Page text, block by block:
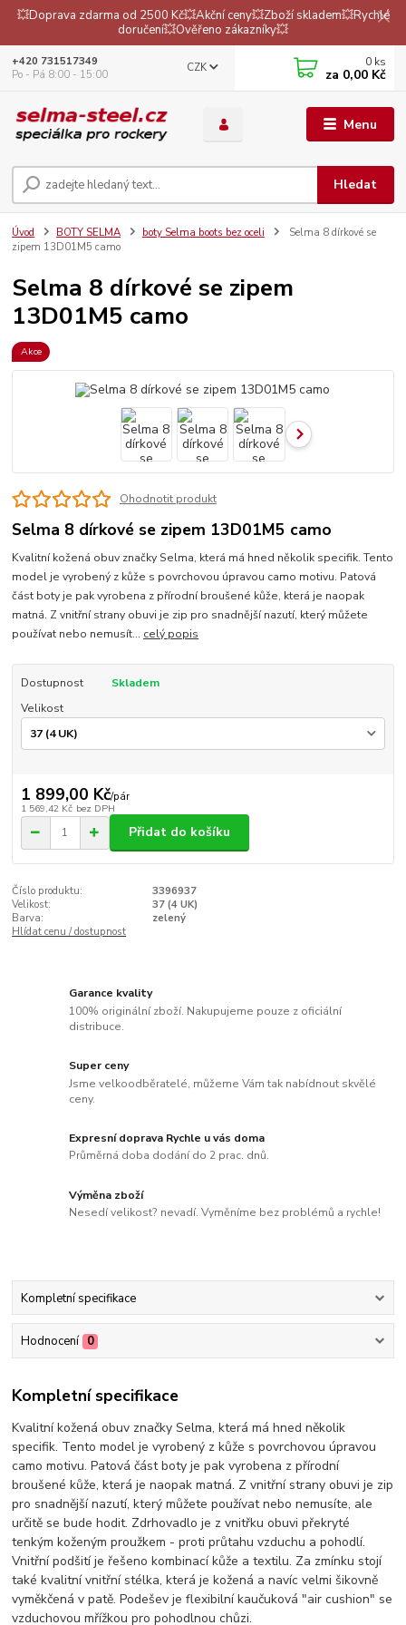
💥Doprava zdarma od 2500 Kč💥Akční ceny💥Zboží skladem💥Rychlé
doručení💥Ověřeno zákazníky💥
Menu
CZK
Hledat
+420 731517349
Po - Pá 8:00 - 15:00
0 ks
za 0,00 Kč
Úvod BOTY SELMA boty Selma boots bez oceli
Selma 8 dírkové se
zipem 13D01M5 camo
Selma 8 dírkové se zipem
13D01M5 camo
Akce
Ohodnotit produkt
Selma 8 dírkové se zipem 13D01M5 camo
Kvalitní kožená obuv značky Selma, která má hned několik specifik. Tento
model je vyrobený z kůže s povrchovou úpravou camo motivu. Patová
část boty je pak vyrobena z přírodní broušené kůže, která je naopak
matná. Z vnitřní strany obuvi je zip pro snadnější nazutí, který můžete
používat nebo nemusít... celý popis
Dostupnost
Skladem
Velikost
1 899,00 Kč/pár
1 569,42 Kč bez DPH
Přidat do košíku
Číslo produktu:
3396937
Velikost:
37 (4 UK)
Barva:
zelený
Hlídat cenu / dostupnost
Garance kvality
100% originální zboží. Nakupujeme pouze z oficiální
distribuce.
Super ceny
Jsme velkoodběratelé, můžeme Vám tak nabídnout skvělé
ceny.
Expresní doprava Rychle u vás doma
Průměrná doba dodání do 2 prac. dnů.
Výměna zboží
Nesedí velikost? nevadí. Vyměníme bez problémů a rychle!
Kompletní specifikace
Hodnocení 0
Kompletní specifikace
Kvalitní kožená obuv značky Selma, která má hned několik
specifik. Tento model je vyrobený z kůže s povrchovou úpravou
camo motivu. Patová část boty je pak vyrobena z přírodní
broušené kůže, která je naopak matná. Z vnitřní strany obuvi je zip
pro snadnější nazutí, který můžete používat nebo nemusíte, ale
určitě se bude hodit. Zdrhovadlo je z vnitřku obuvi překryté
tenkým koženým proužkem - proti průtahu vzduchu a pohodlí.
Vnitřní podšití je řešeno kombinací kůže a textilu. Za zmínku stojí
také kvalitní vnitřní stélka, která je kožená a navíc velmi šikovně
vyměkčená v patě. Podešev je flexibilní kaučuková "air cushion" se
vzduchovou mřížkou pro pohodlnou chůzi.